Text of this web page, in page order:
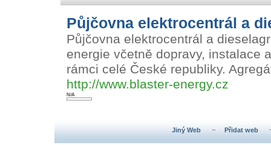
Půjčovna elektrocentrál a
Půjčovna elektrocentrál a
energie včetně dopravy, instalace
rámci celé České republiky.
http://www.blaster-energy.cz
N/A
Jiný Web ~ Přidat web